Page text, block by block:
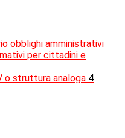
obblighi amministrativi
per cittadini e
o struttura analoga 4